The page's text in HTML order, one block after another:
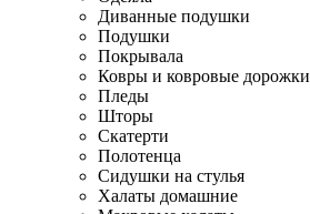
Диванные подушки
Подушки
Покрывала
Ковры и ковровые дорожки
Пледы
Шторы
Скатерти
Полотенца
Сидушки на стулья
Халаты домашние